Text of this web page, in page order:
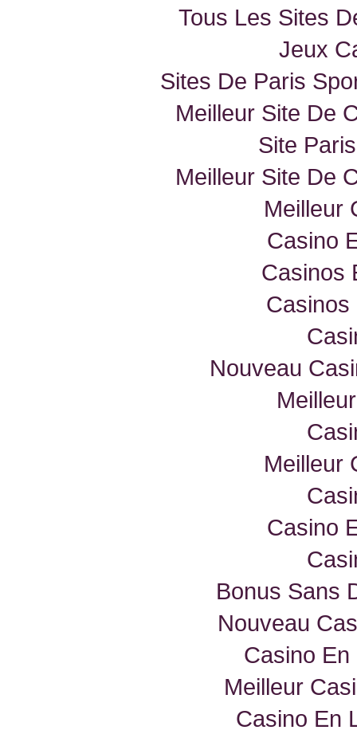
Tous Les Sites
Jeux
Sites De Paris
Meilleur Site De
Site
Meilleur Site De
Meilleur
Casino
Casinos
Casinos
Nouveau
Meilleur
Casino
Bonus Sans
Nouveau
Casino En
Meilleur
Casino En